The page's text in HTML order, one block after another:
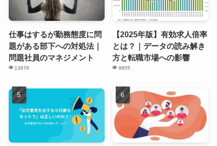
仕事はするが勤務態度に問
題がある部下への対処法｜
問題社員のマネジメント
13878
【2025年版】有効求人倍率
とは？｜データの読み解き
方と転職市場への影響
8855